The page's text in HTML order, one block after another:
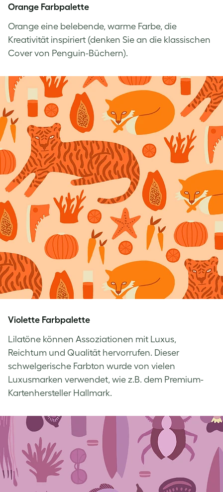
Orange Farbpalette
Orange eine belebende, warme Farbe, die
Kreativität inspiriert (denken Sie an die klassischen
Cover von Penguin-Büchern).
Violette Farbpalette
Lilatöne können Assoziationen mit Luxus,
Reichtum und Qualität hervorrufen. Dieser
schwelgerische Farbton wurde von vielen
Luxusmarken verwendet, wie z.B. dem Premium-
Kartenhersteller Hallmark.